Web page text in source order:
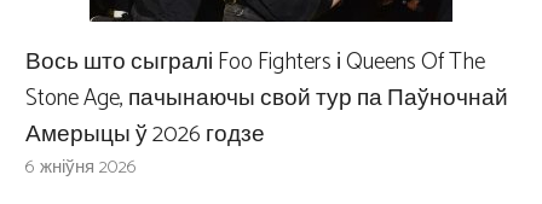
Вось што сыгралі Foo Fighters і Queens Of The
Stone Age, пачынаючы свой тур па Паўночнай
Амерыцы ў 2026 годзе
6 жніўня 2026